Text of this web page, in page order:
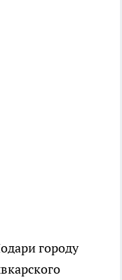
городу